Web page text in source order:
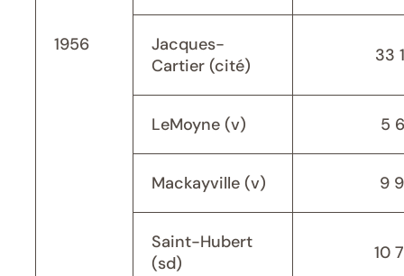
1956
Jacques-
Cartier (cité)
33
LeMoyne (v) 5
Mackayville (v) 9
Saint-Hubert
(sd)
10